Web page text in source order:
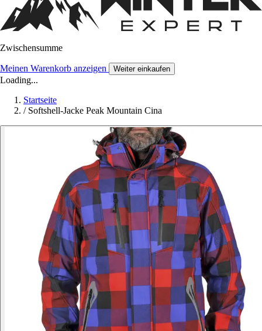
Zwischensumme
Meinen Warenkorb anzeigen Weiter einkaufen
Loading...
Startseite
/ Softshell-Jacke Peak Mountain Cina